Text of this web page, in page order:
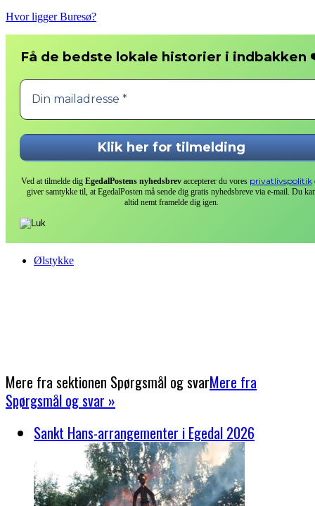
Hvor ligger Buresø?
Få de bedste lokale historier i indbakken
Ved at tilmelde dig EgedalPostens nyhedsbrevaccepterer du vores privatlivspolitik
giver samtykke til, at EgedalPosten må sende dig gratis nyhedsbreve via e-mail. Du
altid nemt framelde dig igen.
Ølstykke
Mere fra sektionen Spørgsmål og svarMere fra
Spørgsmål og svar »
Sankt Hans-arrangementer i Egedal 2026